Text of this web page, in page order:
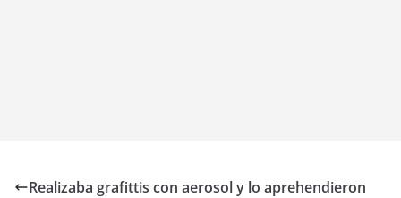
Realizaba grafittis con aerosol y lo aprehendieron